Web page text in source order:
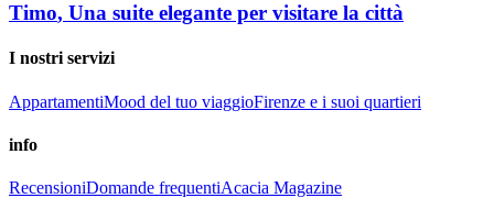
Timo, Una suite elegante per visitare la città
I nostri servizi
AppartamentiMood del tuo viaggioFirenze e i suoi quartieri
info
RecensioniDomande frequentiAcacia Magazine